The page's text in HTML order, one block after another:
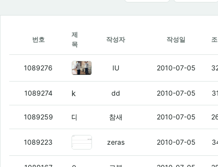
번호
제
목
작성자 작성일
1089276 그븅 자극하지말자(3)
IU 2010-07-05
1089274 dd 2010-07-05
1089259 참새 2010-07-05
1089223 지금우리대장꼬라지는(3)
zeras 2010-07-05